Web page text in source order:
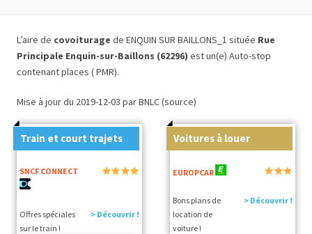
L’aire de covoiturage de ENQUIN SUR BAILLONS_1 située Rue
Principale Enquin-sur-Baillons (62296) est un(e) Auto-stop
contenant places ( PMR).
Mise à jour du 2019-12-03 par BNLC (source)
Train et court trajets
SNCF CONNECT
Offres spéciales
sur le train !
> Découvrir !
Voitures à louer
EUROPCAR
Bons plans de
location de
voiture !
> Découvrir !